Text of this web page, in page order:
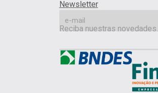
Newsletter
Reciba nuestras novedades.